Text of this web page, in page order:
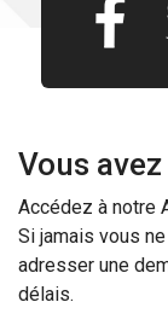
Vous
Accédez à notre
Si jamais vous
adresser une
délais.